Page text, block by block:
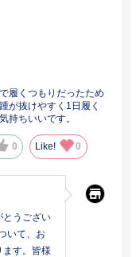
履くつもりだったため
が抜けやすく1日履く
持ちいいです。
0 Like! 0
とうござい
いて、お
ます。皆様